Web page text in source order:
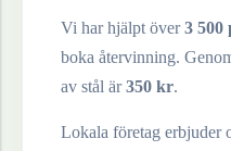
Vi har hjälpt över3 500
boka återvinning.
av stål är350 kr.
Lokala företag erbjuder